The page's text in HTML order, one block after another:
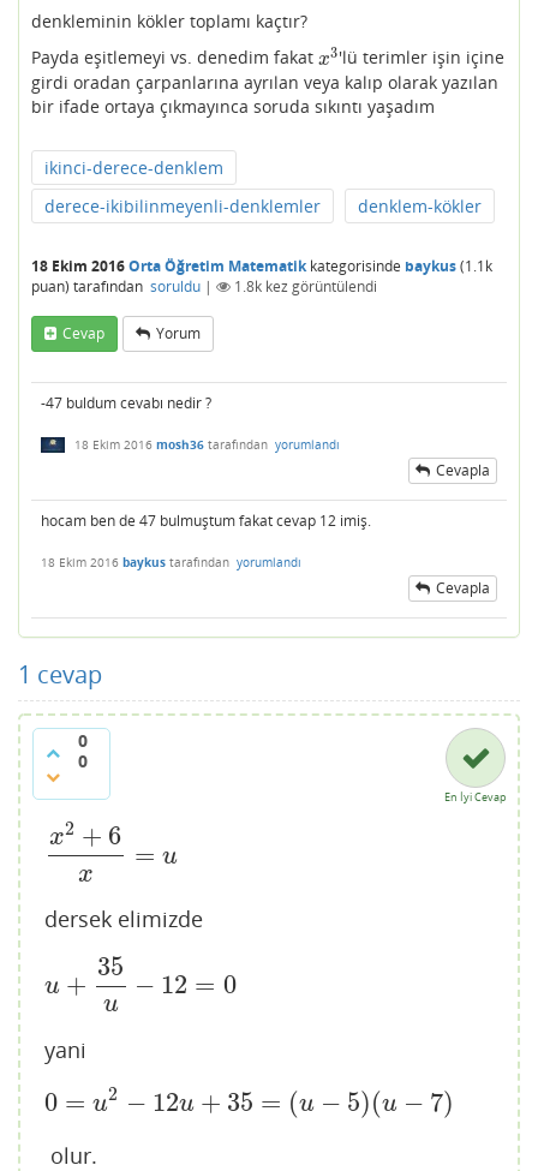
denkleminin kökler toplamı kaçtır?
Payda eşitlemeyi vs. denedim fakat x3
x3'lü terimler işin içine
girdi oradan çarpanlarına ayrılan veya kalıp olarak yazılan
bir ifade ortaya çıkmayınca soruda sıkıntı yaşadım
ikinci-derece-denklem
derece-ikibilinmeyenli-denklemler
denklem-kökler
18 Ekim 2016Orta Öğretim Matematikkategorisinde baykus(1.1k
puan) tarafından soruldu | 1.8k kez görüntülendi
Cevap Yorum
-47 buldum cevabı nedir ?
18 Ekim 2016 mosh36 tarafından yorumlandı
Cevapla
hocam ben de 47 bulmuştum fakat cevap 12 imiş.
18 Ekim 2016 baykus tarafından yorumlandı
Cevapla
1 cevap
0
0
En İyi Cevap
x2 + 6
x
= u
x2+6x =u
dersek elimizde
u +
35
u
− 12 = 0
u +35 u− 12= 0
yani
0 = u2 − 12u + 35 = (u − 5)(u − 7)
0= u2−12u +35 =(u−5 (u −7)
olur.